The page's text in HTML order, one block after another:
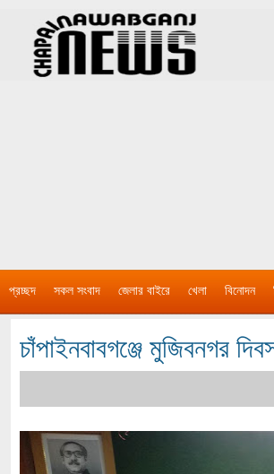
প্রচ্ছদ সকল সংবাদ জেলার বাইরে খেলা বিনোদন
চাঁপাইনবাবগঞ্জে মুজিবনগর